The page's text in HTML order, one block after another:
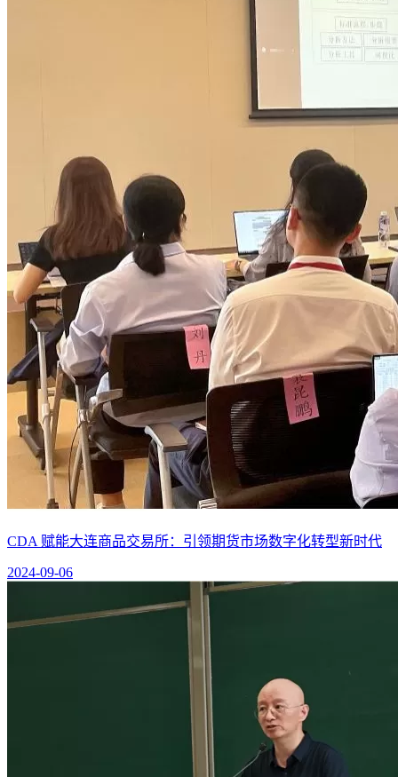
CDA 赋能大连商品交易所：引领期货市场数字化转型新时代
2024-09-06